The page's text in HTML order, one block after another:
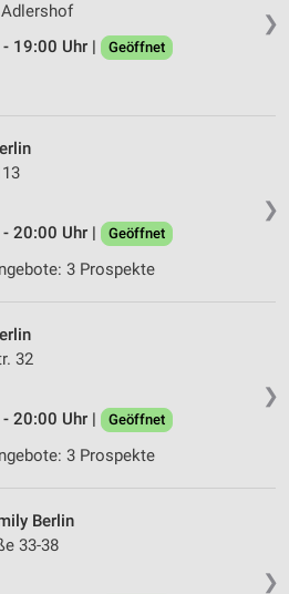
❯
19:00 Uhr |
Geöffnet
❯
20:00 Uhr |
Geöffnet
3 Prospekte
❯
32
20:00 Uhr |
Geöffnet
3 Prospekte
❯
Berlin
33-38